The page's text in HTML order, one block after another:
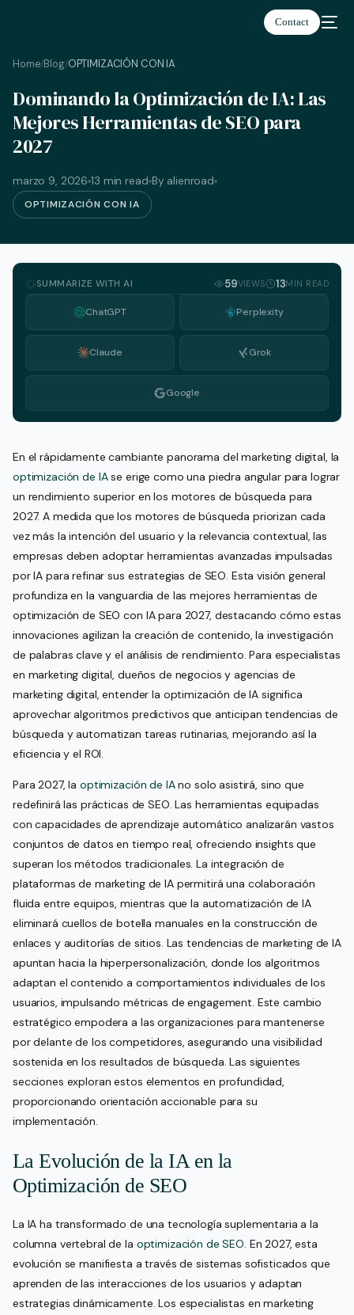
Contact
Home/Blog/OPTIMIZACIÓN CON IA
Dominando la Optimización de IA: Las
Mejores Herramientas de SEO para
2027
marzo 9, 2026 13 min read By alienroad
OPTIMIZACIÓN CON IA
SUMMARIZE WITH AI 59VIEWS 13MIN READ
ChatGPT Perplexity
Claude Grok
Google
En el rápidamente cambiante panorama del marketing digital, la
optimización de IAse erige como una piedra angular para lograr
un rendimiento superior en los motores de búsqueda para
2027. A medida que los motores de búsqueda priorizan cada
vez más la intención del usuario y la relevancia contextual, las
empresas deben adoptar herramientas avanzadas impulsadas
por IA para refinar sus estrategias de SEO. Esta visión general
profundiza en la vanguardia de las mejores herramientas de
optimización de SEO con IA para 2027, destacando cómo estas
innovaciones agilizan la creación de contenido, la investigación
de palabras clave y el análisis de rendimiento. Para especialistas
en marketing digital, dueños de negocios y agencias de
marketing digital, entender la optimización de IA significa
aprovechar algoritmos predictivos que anticipan tendencias de
búsqueda y automatizan tareas rutinarias, mejorando así la
eficiencia y el ROI.
Para 2027, laoptimización de IAno solo asistirá, sino que
redefinirá las prácticas de SEO. Las herramientas equipadas
con capacidades de aprendizaje automático analizarán vastos
conjuntos de datos en tiempo real, ofreciendo insights que
superan los métodos tradicionales. La integración de
plataformas de marketing de IA permitirá una colaboración
fluida entre equipos, mientras que la automatización de IA
eliminará cuellos de botella manuales en la construcción de
enlaces y auditorías de sitios. Las tendencias de marketing de IA
apuntan hacia la hiperpersonalización, donde los algoritmos
adaptan el contenido a comportamientos individuales de los
usuarios, impulsando métricas de engagement. Este cambio
estratégico empodera a las organizaciones para mantenerse
por delante de los competidores, asegurando una visibilidad
sostenida en los resultados de búsqueda. Las siguientes
secciones exploran estos elementos en profundidad,
proporcionando orientación accionable para su
implementación.
La Evolución de la IA en la
Optimización de SEO
La IA ha transformado de una tecnología suplementaria a la
columna vertebral de la optimización de SEO. En 2027, esta
evolución se manifiesta a través de sistemas sofisticados que
aprenden de las interacciones de los usuarios y adaptan
estrategias dinámicamente. Los especialistas en marketing
Español